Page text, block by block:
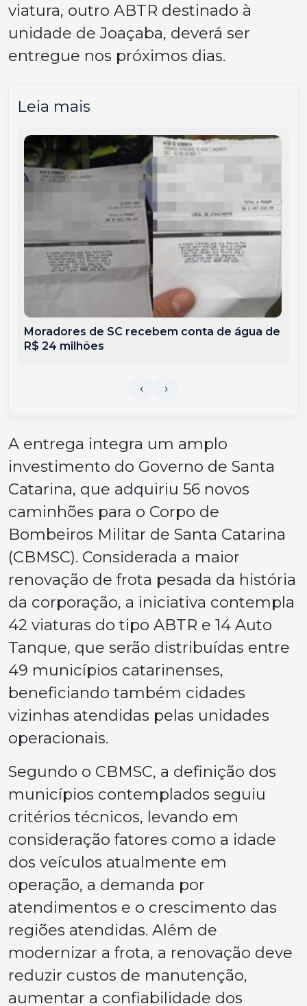
viatura, outro ABTR destinado à
unidade de Joaçaba, deverá ser
entregue nos próximos dias.
Leia mais
Moradores de SC recebem conta de água de
R$ 24 milhões
A entrega integra um amplo
investimento do Governo de Santa
Catarina, que adquiriu 56 novos
caminhões para o Corpo de
Bombeiros Militar de Santa Catarina
(CBMSC). Considerada a maior
renovação de frota pesada da história
da corporação, a iniciativa contempla
42 viaturas do tipo ABTR e 14 Auto
Tanque, que serão distribuídas entre
49 municípios catarinenses,
beneficiando também cidades
vizinhas atendidas pelas unidades
operacionais.
Segundo o CBMSC, a definição dos
municípios contemplados seguiu
critérios técnicos, levando em
consideração fatores como a idade
dos veículos atualmente em
operação, a demanda por
atendimentos e o crescimento das
regiões atendidas. Além de
modernizar a frota, a renovação deve
reduzir custos de manutenção,
aumentar a confiabilidade dos